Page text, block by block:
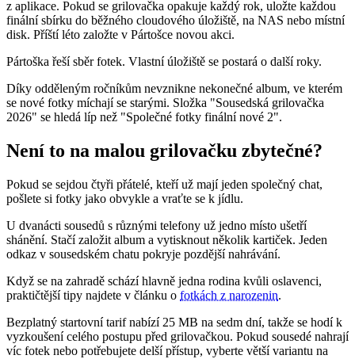
z aplikace. Pokud se grilovačka opakuje každý rok, uložte každou
finální sbírku do běžného cloudového úložiště, na NAS nebo místní
disk. Příští léto založte v Pártošce novou akci.
Pártoška řeší sběr fotek. Vlastní úložiště se postará o další roky.
Díky odděleným ročníkům nevznikne nekonečné album, ve kterém
se nové fotky míchají se starými. Složka "Sousedská grilovačka
2026" se hledá líp než "Společné fotky finální nové 2".
Není to na malou grilovačku zbytečné?
Pokud se sejdou čtyři přátelé, kteří už mají jeden společný chat,
pošlete si fotky jako obvykle a vraťte se k jídlu.
U dvanácti sousedů s různými telefony už jedno místo ušetří
shánění. Stačí založit album a vytisknout několik kartiček. Jeden
odkaz v sousedském chatu pokryje pozdější nahrávání.
Když se na zahradě schází hlavně jedna rodina kvůli oslavenci,
praktičtější tipy najdete v článku o fotkách z narozenin.
Bezplatný startovní tarif nabízí 25 MB na sedm dní, takže se hodí k
vyzkoušení celého postupu před grilovačkou. Pokud sousedé nahrají
víc fotek nebo potřebujete delší přístup, vyberte větší variantu na